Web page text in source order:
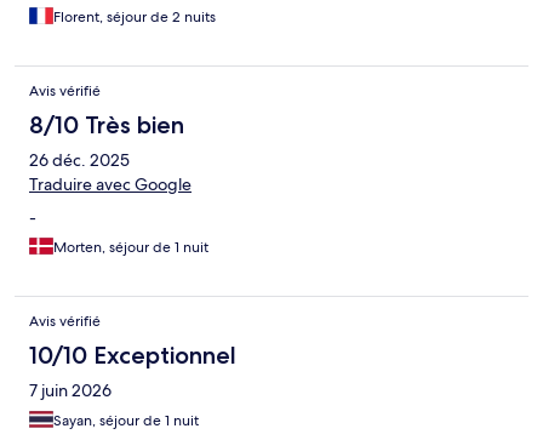
Florent, séjour de 2 nuits
Avis vérifié
8/10 Très bien
26 déc. 2025
Traduire avec Google
-
Morten, séjour de 1 nuit
Avis vérifié
10/10 Exceptionnel
7 juin 2026
Sayan, séjour de 1 nuit